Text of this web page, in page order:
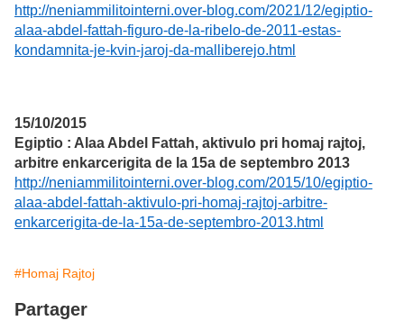
http://neniammilitointerni.over-blog.com/2021/12/egiptio-
alaa-abdel-fattah-figuro-de-la-ribelo-de-2011-estas-
kondamnita-je-kvin-jaroj-da-malliberejo.html
15/10/2015
Egiptio : Alaa Abdel Fattah, aktivulo pri homaj rajtoj,
arbitre enkarcerigita de la 15a de septembro 2013
http://neniammilitointerni.over-blog.com/2015/10/egiptio-
alaa-abdel-fattah-aktivulo-pri-homaj-rajtoj-arbitre-
enkarcerigita-de-la-15a-de-septembro-2013.html
#Homaj Rajtoj
Partager